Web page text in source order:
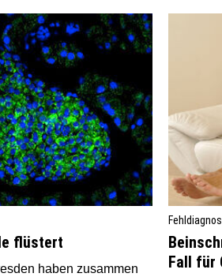
flüstert
haben zusammen
Fall für